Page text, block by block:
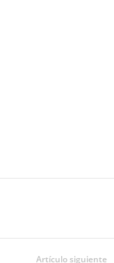
Artículo siguiente